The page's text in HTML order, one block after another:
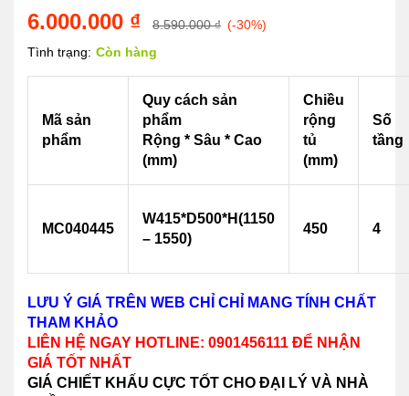
6.000.000 ₫ 8.590.000₫ (-30%)
Tình trạng: Còn hàng
Mã sản
phẩm
Quy cách sản
phẩm
Rộng * Sâu * Cao
(mm)
Chiều
rộng
tủ
(mm)
Số
tầng
MC040445
W415*D500*H(1150
– 1550)
450 4
LƯU Ý GIÁ TRÊN WEB CHỈ CHỈ MANG TÍNH CHẤT
THAM KHẢO
LIÊN HỆ NGAY HOTLINE: 0901456111 ĐỂ NHẬN
GIÁ TỐT NHẤT
GIÁ CHIẾT KHẤU CỰC TỐT CHO ĐẠI LÝ VÀ NHÀ